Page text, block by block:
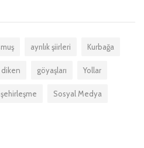
ayrılık şiirleri Kurbağa
diken göyaşları Yollar
şehirleşme Sosyal Medya